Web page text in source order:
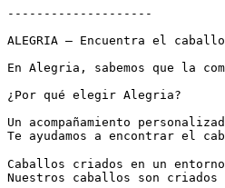
--------------------
ALEGRIA – Encuentra el
En Alegria, sabemos que la
¿Por qué elegir Alegria?
Un acompañamiento
Te ayudamos a encontrar el
Caballos criados en un
Nuestros caballos son